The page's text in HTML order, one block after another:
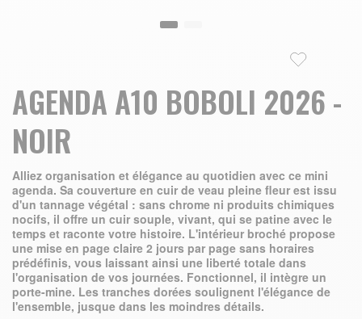
AGENDA A10 BOBOLI 2026 -
NOIR
Alliez organisation et élégance au quotidien avec ce mini
agenda. Sa couverture en cuir de veau pleine fleur est issu
d'un tannage végétal : sans chrome ni produits chimiques
nocifs, il offre un cuir souple, vivant, qui se patine avec le
temps et raconte votre histoire. L'intérieur broché propose
une mise en page claire 2 jours par page sans horaires
prédéfinis, vous laissant ainsi une liberté totale dans
l'organisation de vos journées. Fonctionnel, il intègre un
porte-mine. Les tranches dorées soulignent l'élégance de
l'ensemble, jusque dans les moindres détails.